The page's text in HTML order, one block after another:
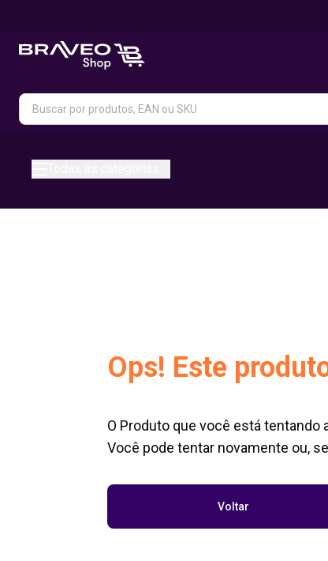
Ops! Este
O Produto que você está
Você pode tentar novamente ou,
Voltar